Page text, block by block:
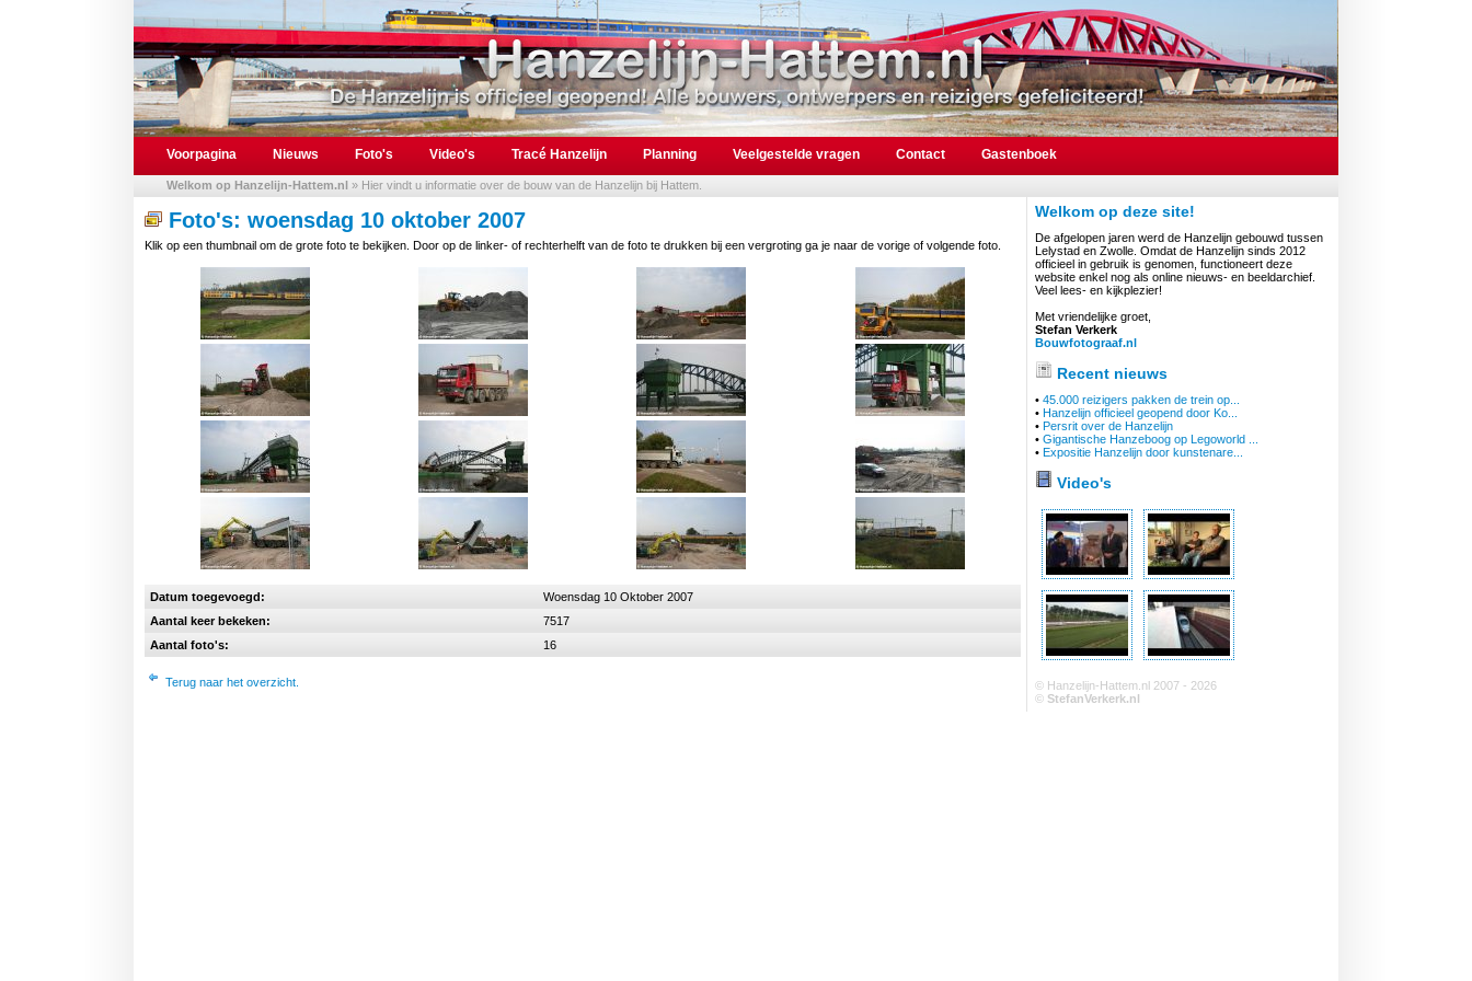
Voorpagina Nieuws Foto's Video's Tracé Hanzelijn Planning Veelgestelde vragen Contact Gastenboek
Welkom op Hanzelijn-Hattem.nl » Hier vindt u informatie over de bouw van de Hanzelijn bij Hattem.
Foto's: woensdag 10 oktober 2007
Klik op een thumbnail om de grote foto te bekijken. Door op de linker- of rechterhelft van de foto te drukken bij een vergroting ga je naar de vorige of volgende foto.
Datum toegevoegd:
Woensdag 10 Oktober 2007
Aantal keer bekeken:
7517
Aantal foto's:
16
Terug naar het overzicht.
Welkom op deze site!
De afgelopen jaren werd de Hanzelijn gebouwd tussen
Lelystad en Zwolle. Omdat de Hanzelijn sinds 2012
officieel in gebruik is genomen, functioneert deze
website enkel nog als online nieuws- en beeldarchief.
Veel lees- en kijkplezier!
Met vriendelijke groet,
Stefan Verkerk
Bouwfotograaf.nl
Recent nieuws
• 45.000 reizigers pakken de trein op...
• Hanzelijn officieel geopend door Ko...
• Persrit over de Hanzelijn
• Gigantische Hanzeboog op Legoworld ...
• Expositie Hanzelijn door kunstenare...
Video's
© Hanzelijn-Hattem.nl 2007 - 2026
© StefanVerkerk.nl